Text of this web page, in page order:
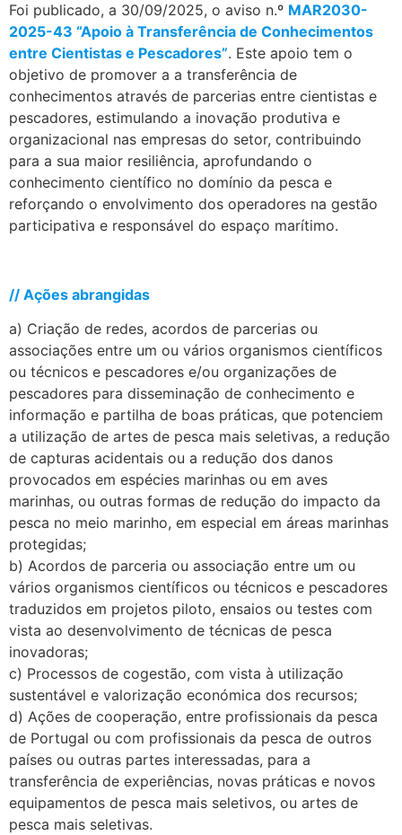
Foi publicado, a 30/09/2025, o aviso n.º MAR2030-
2025-43 “Apoio à Transferência de Conhecimentos
entre Cientistas e Pescadores”. Este apoio tem o
objetivo de promover a a transferência de
conhecimentos através de parcerias entre cientistas e
pescadores, estimulando a inovação produtiva e
organizacional nas empresas do setor, contribuindo
para a sua maior resiliência, aprofundando o
conhecimento científico no domínio da pesca e
reforçando o envolvimento dos operadores na gestão
participativa e responsável do espaço marítimo.
// Ações abrangidas
a) Criação de redes, acordos de parcerias ou
associações entre um ou vários organismos científicos
ou técnicos e pescadores e/ou organizações de
pescadores para disseminação de conhecimento e
informação e partilha de boas práticas, que potenciem
a utilização de artes de pesca mais seletivas, a redução
de capturas acidentais ou a redução dos danos
provocados em espécies marinhas ou em aves
marinhas, ou outras formas de redução do impacto da
pesca no meio marinho, em especial em áreas marinhas
protegidas;
b) Acordos de parceria ou associação entre um ou
vários organismos científicos ou técnicos e pescadores
traduzidos em projetos piloto, ensaios ou testes com
vista ao desenvolvimento de técnicas de pesca
inovadoras;
c) Processos de cogestão, com vista à utilização
sustentável e valorização económica dos recursos;
d) Ações de cooperação, entre profissionais da pesca
de Portugal ou com profissionais da pesca de outros
países ou outras partes interessadas, para a
transferência de experiências, novas práticas e novos
equipamentos de pesca mais seletivos, ou artes de
pesca mais seletivas.